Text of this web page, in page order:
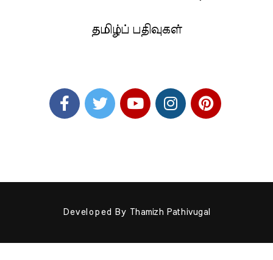
தமிழ்ப் பதிவுகள்
Developed By Thamizh Pathivugal